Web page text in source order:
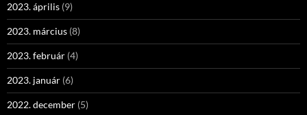
2023. április (9)
2023. március (8)
2023. február (4)
2023. január (6)
2022. december (5)